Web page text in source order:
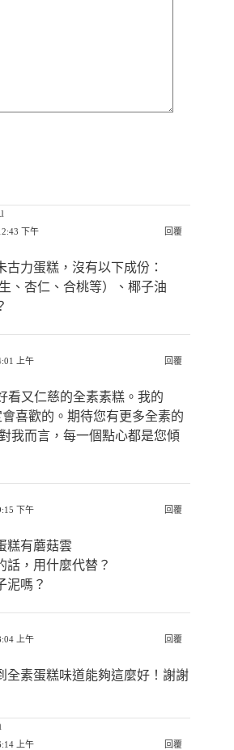
下午 回覆
古力蛋糕，沒有以下成份：
、杏仁、合桃等）、椰子油
上午 回覆
看又仁慈的全素素糕。我的
會喜歡的。期待您有更多全素的
我而言，每一個點心都是您傾
下午 回覆
糕有蘑菇雲
話，用什麼代替？
泥嗎？
上午 回覆
全素蛋糕味道能夠這麼好！謝謝
上午 回覆